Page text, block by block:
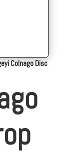
Colnago Disc